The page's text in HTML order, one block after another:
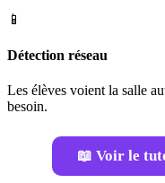
📱
Détection réseau
Les élèves voient la salle
besoin.
📖 Voir le